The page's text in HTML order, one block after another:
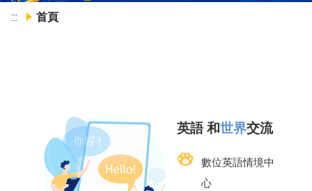
::: 首頁
英語 和世界交流
數位英語情境中
心